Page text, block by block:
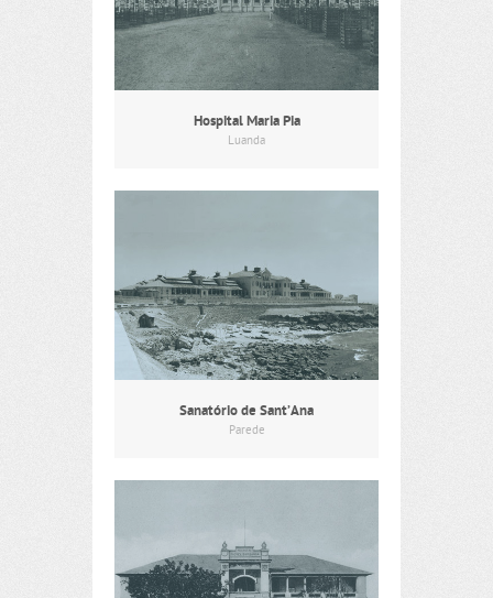
Hospital Maria Pia
Luanda
Sanatório de Sant’Ana
Parede